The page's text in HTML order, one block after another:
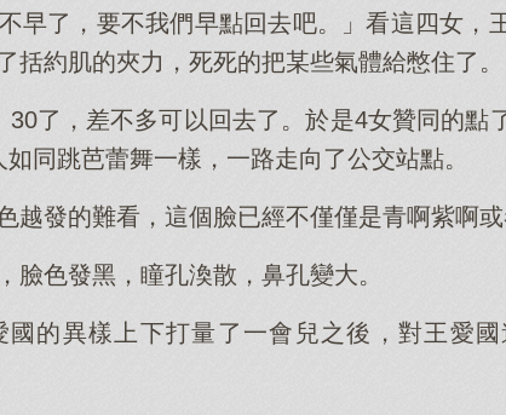
早了，要不我們早點回去吧。」看這四女，
括約肌的夾力，死死的把某些氣體給憋住了。
了，差不多可以回去了。於是4女贊同的點
同跳芭蕾舞一樣，一路走向了公交站點。
越發的難看，這個臉已經不僅僅是青啊紫啊或
臉色發黑，瞳孔渙散，鼻孔變大。
國的異樣上下打量了一會兒之後，對王愛